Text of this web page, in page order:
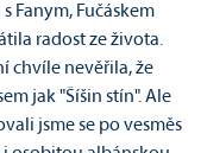
Fanym, Fučáskem
radost ze života.
chvíle nevěřila, že
jak "Šíšin stín". Ale
jsme se po vesměs